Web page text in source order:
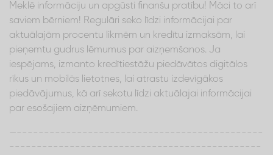
Meklē informāciju un apgūsti finanšu pratību! Māci to arī
saviem bērniem! Regulāri seko līdzi informācijai par
aktuālajām procentu likmēm un kredītu izmaksām, lai
pieņemtu gudrus lēmumus par aizņemšanos. Ja
iespējams, izmanto kredītiestāžu piedāvātos digitālos
rīkus un mobilās lietotnes, lai atrastu izdevīgākos
piedāvājumus, kā arī sekotu līdzi aktuālajai informācijai
par esošajiem aizņēmumiem.
—---------------------------------------------
----------------------------------------------